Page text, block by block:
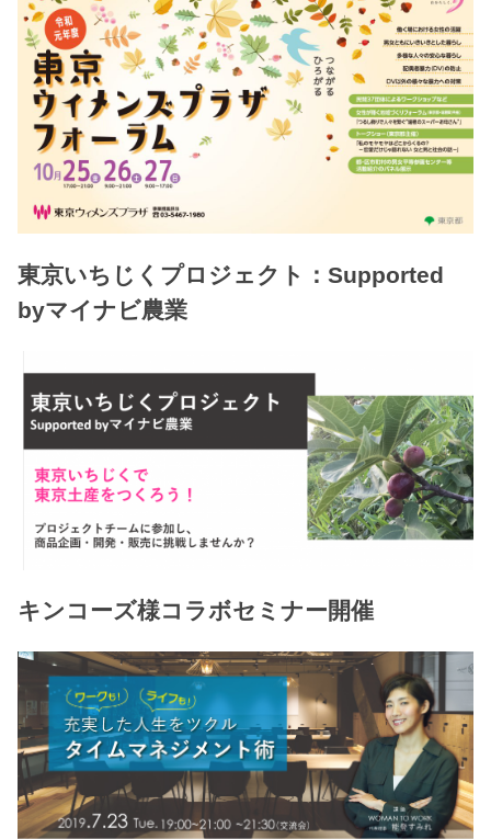
東京いちじくプロジェクト：Supported
byマイナビ農業
キンコーズ様コラボセミナー開催